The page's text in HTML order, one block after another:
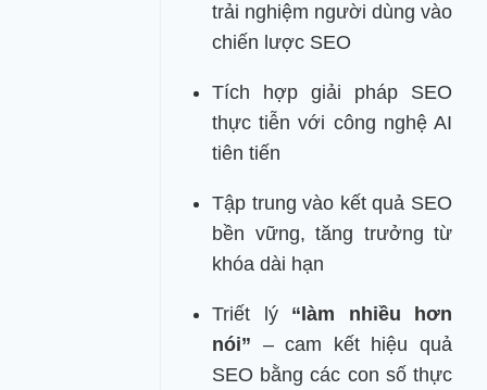
trải nghiệm người dùng vào
chiến lược SEO
Tích hợp giải pháp SEO
thực tiễn với công nghệ AI
tiên tiến
Tập trung vào kết quả SEO
bền vững, tăng trưởng từ
khóa dài hạn
Triết lý “làm nhiều hơn
nói” – cam kết hiệu quả
SEO bằng các con số thực